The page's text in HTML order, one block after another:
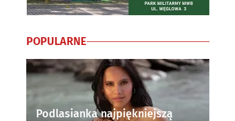
POPULARNE
Podlasianka najpiękniejszą